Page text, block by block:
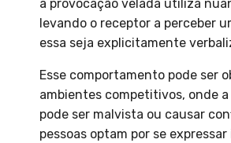
a provocação velada utiliza
levando o receptor a perceber
essa seja explicitamente
Esse comportamento pode ser
ambientes competitivos, onde
pode ser malvista ou causar
pessoas optam por se